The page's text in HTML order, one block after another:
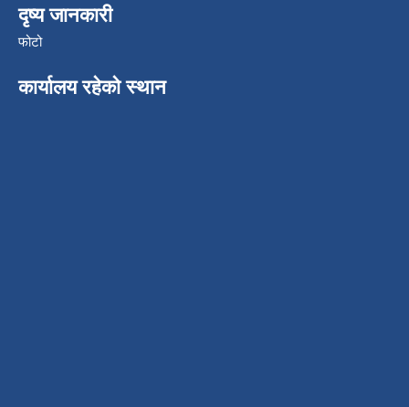
दृष्य जानकारी
फोटो
कार्यालय रहेको स्थान